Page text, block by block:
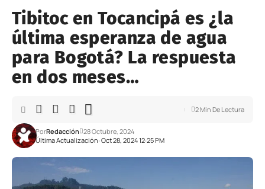
Tibitoc en Tocancipá es ¿la
última esperanza de agua
para Bogotá? La respuesta
en dos meses…
Última Actualización: Oct 28, 2024 12:25 PM
PorRedacción 28 Octubre, 2024
2 Min De Lectura